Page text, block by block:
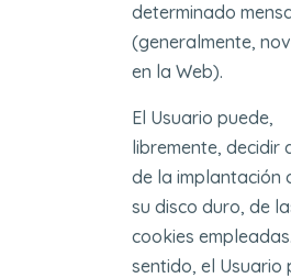
determinado
(generalmente,
en la Web).
El Usuario puede,
libremente, decidir
de la implantación
su disco duro, de
cookies
sentido, el Usuario